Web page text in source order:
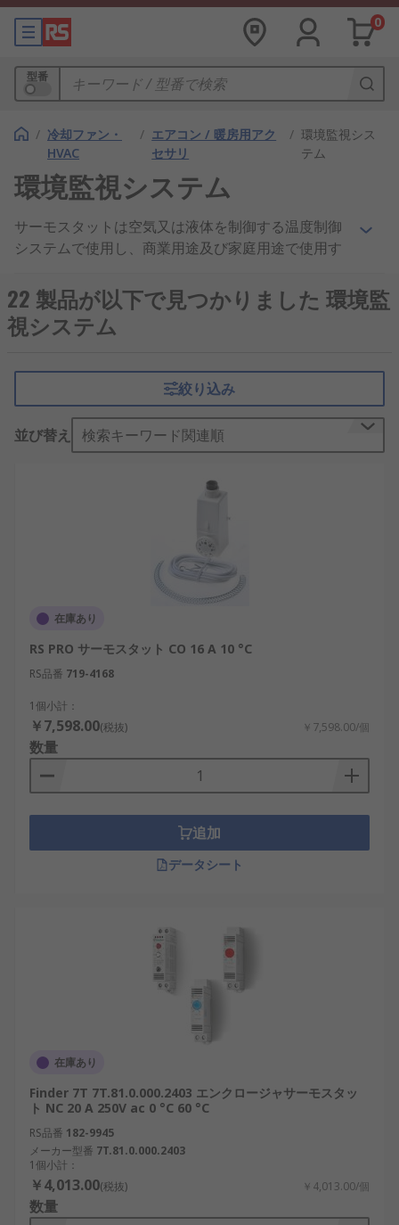
0
型番
/ 冷却ファン・
HVAC
/ エアコン / 暖房用アク
セサリ
/ 環境監視シス
テム
環境監視システム
サーモスタットは空気又は液体を制御する温度制御
システムで使用し、商業用途及び家庭用途で使用す
アナログコネクタに比べて利便性と効率が向上して
おり、 デジタルサーモスタット GET を使用する
ます。また、プログラマブルオプションにより、温
度調節の電力消費を最適化することもできます。
RS コンポーネンツでは、ボックスサーモスタッ
ト、 メカニカル HVAC サーモスタット、 デジタル
及びプログラマブル HVAC サーモスタット、 Wi-Fi
対応のデジタルスマートサーモスタットなどのサー
サーモスタットは何をする機器で
体の温度を調節したり、 エアコンユニットと併用し
て、部屋やシステム内の空気を監視することもでき
ます。サーモスタットは一定の温度を維持できるよ
うに、必要に応じてシステムのオンまたはオフを切
り替えます。 自宅では、 室内サーモスタットは部
屋が寒くなると暖房をオンにし、温度が設定された
レベルに達すると暖房をオンにし、 プログラマブル
デジタルプログラマブルサーモス
タットを使用する理由
ため、 デジタルサーモスタットは、よりクリーンな
代替品となっています。 それだけでなく、 プログ
ラマブルサーモスタットは、暖房システムやボイラ
ーのオプションの設定に関して、よりきめ細かいカ
スタマイズが可能です。休日モードからクリーニン
グモードプログラムまで、 また手動オーバーライド
も可能で、 家庭や職場の気候や温水の制御を、総合
的に制御することができます。
バックライト付き LCD タッチスクリーンを装備
し、 デジタル HVAC サーモスタットは非常に使いや
すく、エネルギー使用状況、温度制御、最適化を リ
アルタイムに表示できます。HVAC ユニットやコン
トロールセンターと WiFi で通信できるモデルで、
22 製品が以下で見つかりました 環境監
視システム
絞り込み
並び替え 検索キーワード関連順
在庫あり
RS PRO サーモスタット CO 16 A 10 °C
RS品番 719-4168
1個小計：
￥7,598.00(税抜) ￥7,598.00/個
数量
追加
データシート
在庫あり
Finder 7T 7T.81.0.000.2403 エンクロージャサーモスタッ
ト NC 20 A 250V ac 0 °C 60 °C
RS品番 182-9945
メーカー型番 7T.81.0.000.2403
1個小計：
￥4,013.00(税抜) ￥4,013.00/個
数量